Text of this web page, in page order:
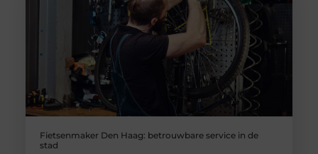
Fietsenmaker Den Haag: betrouwbare service in de
stad